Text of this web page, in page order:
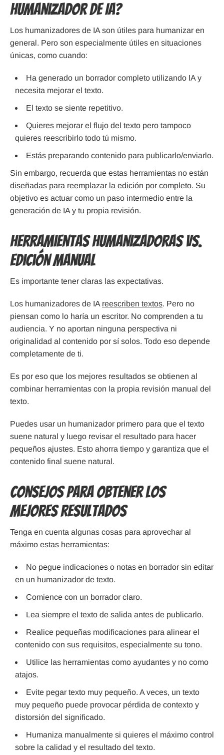
humanizador de IA?
Los humanizadores de IA son útiles para humanizar en
general. Pero son especialmente útiles en situaciones
únicas, como cuando:
Ha generado un borrador completo utilizando IA y
necesita mejorar el texto.
El texto se siente repetitivo.
Quieres mejorar el flujo del texto pero tampoco
quieres reescribirlo todo tú mismo.
Estás preparando contenido para publicarlo/enviarlo.
Sin embargo, recuerda que estas herramientas no están
diseñadas para reemplazar la edición por completo. Su
objetivo es actuar como un paso intermedio entre la
generación de IA y tu propia revisión.
Herramientas humanizadoras vs.
edición manual
Es importante tener claras las expectativas.
Los humanizadores de IA reescriben textos. Pero no
piensan como lo haría un escritor. No comprenden a tu
audiencia. Y no aportan ninguna perspectiva ni
originalidad al contenido por sí solos. Todo eso depende
completamente de ti.
Es por eso que los mejores resultados se obtienen al
combinar herramientas con la propia revisión manual del
texto.
Puedes usar un humanizador primero para que el texto
suene natural y luego revisar el resultado para hacer
pequeños ajustes. Esto ahorra tiempo y garantiza que el
contenido final suene natural.
Consejos para obtener los
mejores resultados
Tenga en cuenta algunas cosas para aprovechar al
máximo estas herramientas:
No pegue indicaciones o notas en borrador sin editar
en un humanizador de texto.
Comience con un borrador claro.
Lea siempre el texto de salida antes de publicarlo.
Realice pequeñas modificaciones para alinear el
contenido con sus requisitos, especialmente su tono.
Utilice las herramientas como ayudantes y no como
atajos.
Evite pegar texto muy pequeño. A veces, un texto
muy pequeño puede provocar pérdida de contexto y
distorsión del significado.
Humaniza manualmente si quieres el máximo control
sobre la calidad y el resultado del texto.